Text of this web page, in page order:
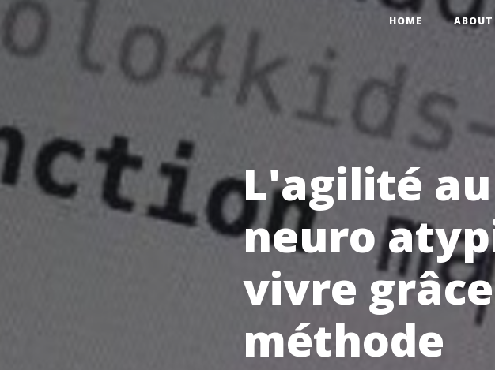
HOME ABOUT
L'agilité
neuro
vivre
méthode